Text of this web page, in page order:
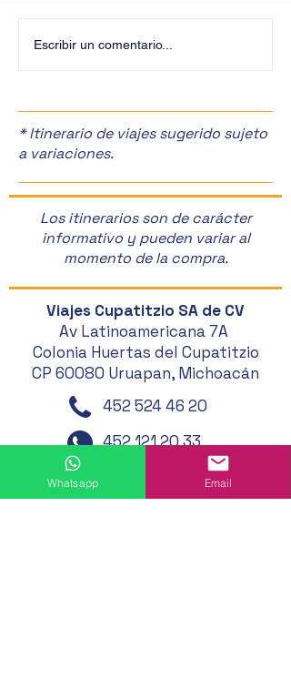
¡Vive la Magia de San
Escribir un comentario...
* Itinerario de viajes sugerido sujeto
a variaciones.
Los itinerarios son de carácter
informativo y pueden variar al
momento de la compra.
Viajes Cupatitzio SA de CV
Av Latinoamericana 7A
Colonia Huertas del Cupatitzio
CP 60080 Uruapan, Michoacán
452 524 46 20
452 121 20 33
452 195 01 62
Whatsapp Email